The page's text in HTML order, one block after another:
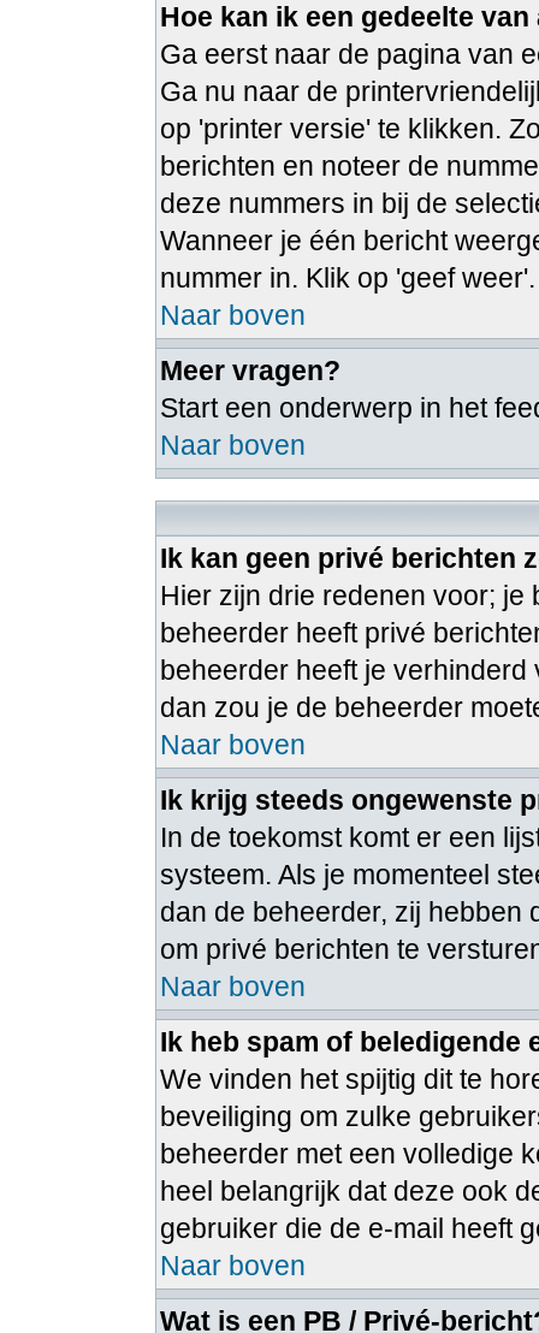
Hoe kan ik een gedeelte
Ga eerst naar de pagina van
Ga nu naar de
op 'printer versie' te klikken.
berichten en noteer de
deze nummers in bij de
Wanneer je één bericht
nummer in. Klik op 'geef weer'.
Naar boven
Meer vragen?
Start een onderwerp in het
Naar boven
Ik kan geen privé berichten
Hier zijn drie redenen voor; je
beheerder heeft privé
beheerder heeft je
dan zou je de beheerder
Naar boven
Ik krijg steeds ongewenste
In de toekomst komt er een
systeem. Als je momenteel
dan de beheerder, zij hebben
om privé berichten te
Naar boven
Ik heb spam of beledigende
We vinden het spijtig dit te
beveiliging om zulke
beheerder met een volledige
heel belangrijk dat deze ook
gebruiker die de e-mail heeft
Naar boven
Wat is een PB / Privé-